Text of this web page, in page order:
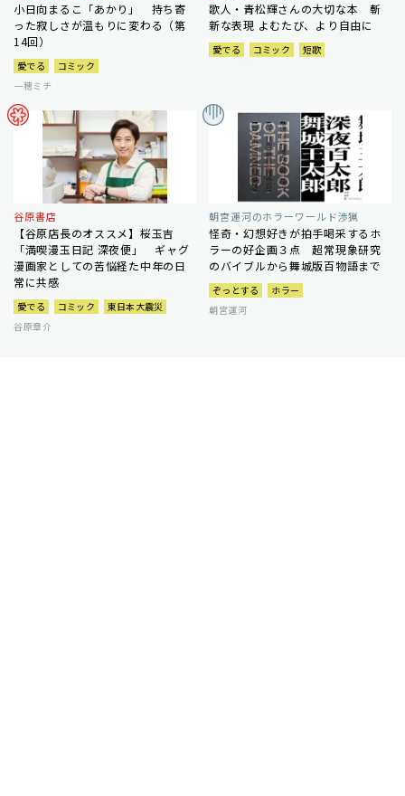
小日向まるこ「あかり」 持ち寄
った寂しさが温もりに変わる（第
14回）
愛でる
コミック
一穂ミチ
歌人・青松輝さんの大切な本 斬
新な表現 よむたび、より自由に
愛でる コミック 短歌
谷原書店
【谷原店長のオススメ】桜玉吉
「満喫漫玉日記 深夜便」 ギャグ
漫画家としての苦悩経た中年の日
常に共感
愛でる コミック
東日本大震災
谷原章介
朝宮運河のホラーワールド渉猟
怪奇・幻想好きが拍手喝采するホ
ラーの好企画３点 超常現象研究
のバイブルから舞城版百物語まで
ぞっとする
ホラー
朝宮運河